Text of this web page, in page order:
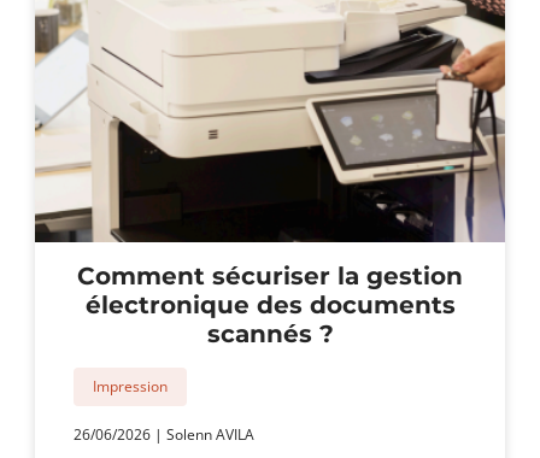
Comment sécuriser la gestion
électronique des documents
scannés ?
Impression
26/06/2026 | Solenn AVILA